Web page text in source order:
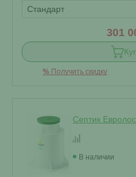
Стандарт
301
% Получить скидку
Септик
В наличии